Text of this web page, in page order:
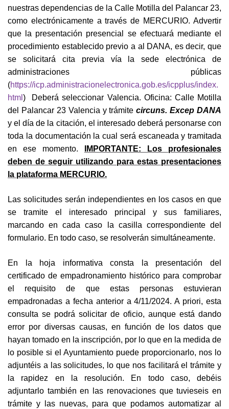
nuestras dependencias de la Calle Motilla del Palancar 23,
como electrónicamente a través de MERCURIO. Advertir
que la presentación presencial se efectuará mediante el
procedimiento establecido previo a al DANA, es decir, que
se solicitará cita previa vía la sede electrónica de
administraciones públicas
(https://icp.administracionelectronica.gob.es/icpplus/index.
html ) Deberá seleccionar Valencia. Oficina: Calle Motilla
del Palancar 23 Valencia y trámitecircuns. Excep DANA
y el día de la citación, el interesado deberá personarse con
toda la documentación la cual será escaneada y tramitada
en ese momento.
IMPORTANTE: Los profesionales
deben de seguir utilizando para estas presentaciones
la plataforma MERCURIO.
Las solicitudes serán independientes en los casos en que
se tramite el interesado principal y sus familiares,
marcando en cada caso la casilla correspondiente del
formulario. En todo caso, se resolverán simultáneamente.
En la hoja informativa consta la presentación del
certificado de empadronamiento histórico para comprobar
el requisito de que estas personas estuvieran
empadronadas a fecha anterior a 4/11/2024. A priori, esta
consulta se podrá solicitar de oficio, aunque está dando
error por diversas causas, en función de los datos que
hayan tomado en la inscripción, por lo que en la medida de
lo posible si el Ayuntamiento puede proporcionarlo, nos lo
adjuntéis a las solicitudes, lo que nos facilitará el trámite y
la rapidez en la resolución. En todo caso, debéis
adjuntarlo también en las renovaciones que tuvieseis en
trámite y las nuevas, para que podamos automatizar al